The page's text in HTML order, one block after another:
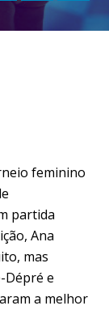
feminino
partida
Ana
mas
Dépré e
a melhor